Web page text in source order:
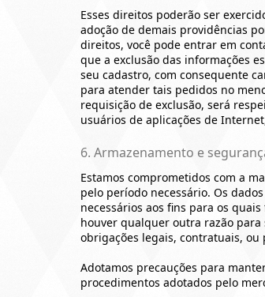
Esses direitos poderão ser
adoção de demais providências
direitos, você pode entrar em
que a exclusão das informações
seu cadastro, com consequente
para atender tais pedidos no
requisição de exclusão, será
usuários de aplicações de
6. Armazenamento e
Estamos comprometidos com a
pelo período necessário. Os
necessários aos fins para os
houver qualquer outra razão
obrigações legais, contratuais,
Adotamos precauções para
procedimentos adotados pelo